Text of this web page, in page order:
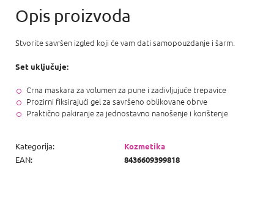
Stvorite savršen izgled koji će vam dati samopouzdanje i šarm.
Set uključuje:
Crna maskara za volumen za pune i zadivljujuće trepavice
Prozirni fiksirajući gel za savršeno oblikovane obrve
Praktično pakiranje za jednostavno nanošenje i korištenje
Kategorija:
Kozmetika
EAN: 8436609399818